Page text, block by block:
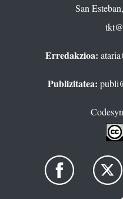
San
Erredakzioa:
Publizitatea: